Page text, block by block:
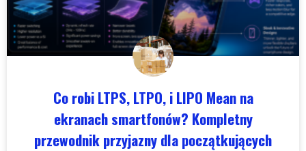
Co robi LTPS, LTPO, i LIPO Mean na
ekranach smartfonów? Kompletny
przewodnik przyjazny dla początkujących